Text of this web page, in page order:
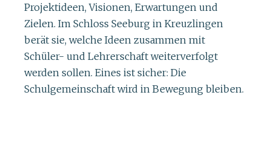
Projektideen, Visionen, Erwartungen und
Zielen. Im Schloss Seeburg in Kreuzlingen
berät sie, welche Ideen zusammen mit
Schüler- und Lehrerschaft weiterverfolgt
werden sollen. Eines ist sicher: Die
Schulgemeinschaft wird in Bewegung bleiben.